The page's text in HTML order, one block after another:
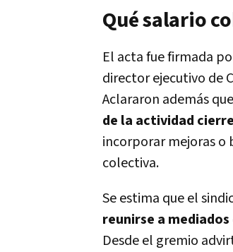
Qué salario
El acta fue firmada
director ejecutivo de
Aclararon además que
de la actividad
incorporar mejoras o
colectiva.
Se estima que el
reunirse a
Desde el gremio